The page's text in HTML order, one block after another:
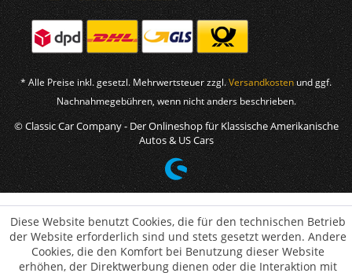
* Alle Preise inkl. gesetzl. Mehrwertsteuer zzgl.Versandkosten und ggf.
Nachnahmegebühren, wenn nicht anders beschrieben.
© Classic Car Company - Der Onlineshop für Klassische Amerikanische
Autos & US Cars
Diese Website benutzt Cookies, die für den technischen Betrieb
der Website erforderlich sind und stets gesetzt werden. Andere
Cookies, die den Komfort bei Benutzung dieser Website
erhöhen, der Direktwerbung dienen oder die Interaktion mit